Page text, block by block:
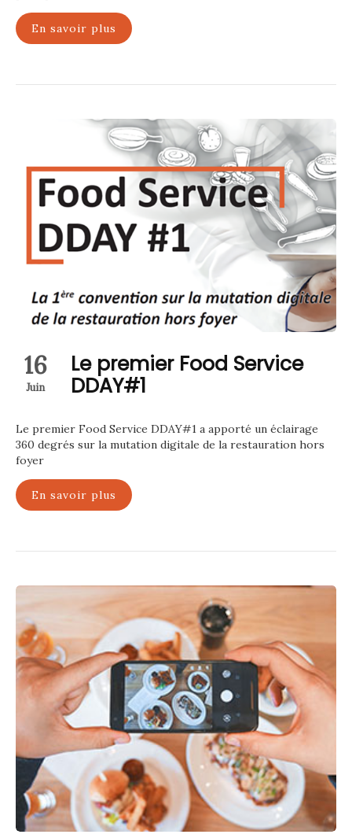
En savoir plus
16
Juin
Le premier Food Service
DDAY#1
Le premier Food Service DDAY#1 a apporté un éclairage
360 degrés sur la mutation digitale de la restauration hors
foyer
En savoir plus